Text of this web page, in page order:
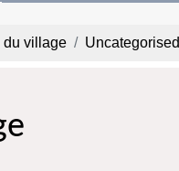
du village Uncategorised